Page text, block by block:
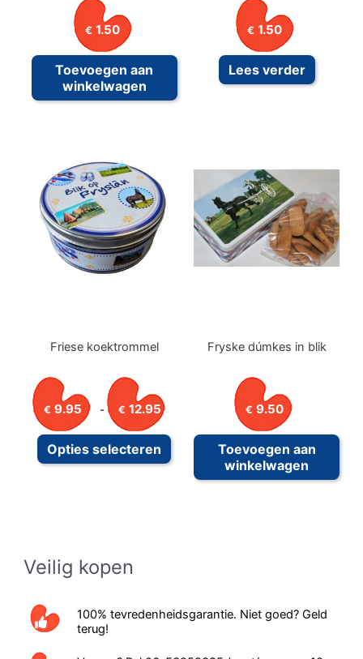
Veilig kopen
100% tevredenheidsgarantie. Niet goed? Geld
terug!
€ 1.50
Toevoegen aan
winkelwagen
€ 1.50
Lees verder
Friese koektrommel
€ 9.95 - € 12.95
Prijsklasse:
Opties selecteren
Dit
product
heeft
gekozen
Fryske dúmkes in blik
€ 9.50
Toevoegen aan
winkelwagen